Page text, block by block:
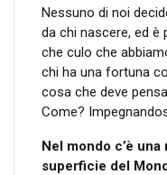
Nessuno di noi
da chi nascere, ed è
che culo che
chi ha una fortuna
cosa che deve
Come?
Nel mondo c’è
superficie del